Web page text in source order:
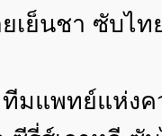
เย็นชา ซับไ
ทีมแพทย์แห่ง